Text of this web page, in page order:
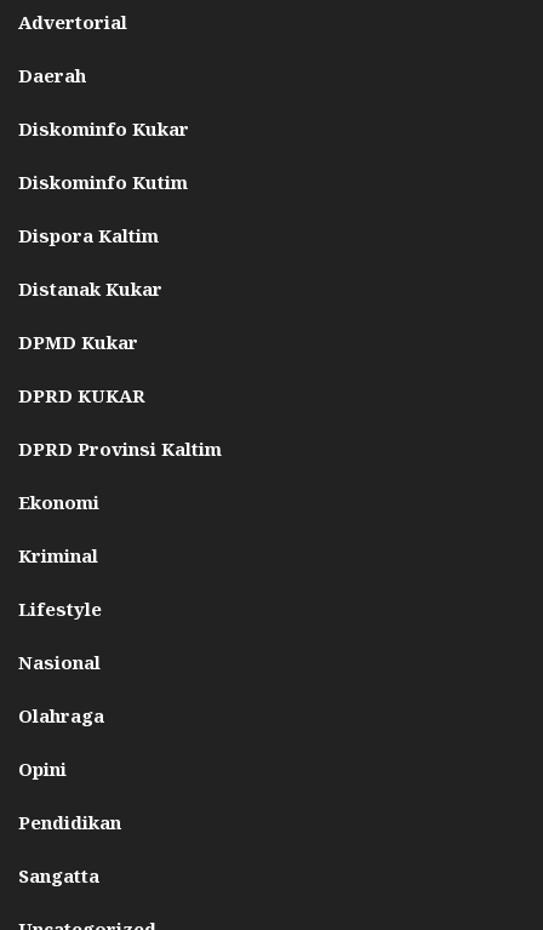
Advertorial
Daerah
Diskominfo Kukar
Diskominfo Kutim
Dispora Kaltim
Distanak Kukar
DPMD Kukar
DPRD KUKAR
DPRD Provinsi Kaltim
Ekonomi
Kriminal
Lifestyle
Nasional
Olahraga
Opini
Pendidikan
Sangatta